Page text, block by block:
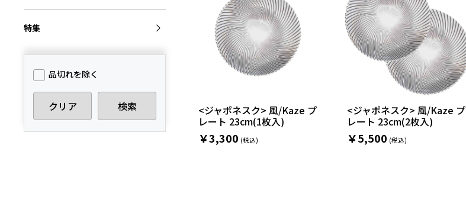
<ジャポネスク> 風/Kaze プ
レート 23cm(1枚入)
￥3,300
<ジャポネスク> 風/Kaze プ
レート 23cm(2枚入)
￥5,500
特集
品切れを除く
クリア 検索